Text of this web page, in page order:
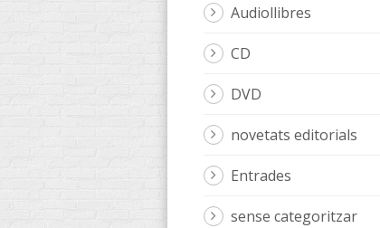
Audiollibres
CD
DVD
novetats editorials
Entrades
sense categoritzar